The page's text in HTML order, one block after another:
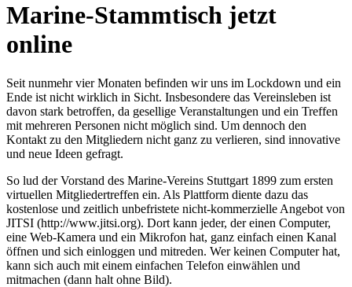
Marine-Stammtisch jetzt
online
Seit nunmehr vier Monaten befinden wir uns im Lockdown und ein
Ende ist nicht wirklich in Sicht. Insbesondere das Vereinsleben ist
davon stark betroffen, da gesellige Veranstaltungen und ein Treffen
mit mehreren Personen nicht möglich sind. Um dennoch den
Kontakt zu den Mitgliedern nicht ganz zu verlieren, sind innovative
und neue Ideen gefragt.
So lud der Vorstand des Marine-Vereins Stuttgart 1899 zum ersten
virtuellen Mitgliedertreffen ein. Als Plattform diente dazu das
kostenlose und zeitlich unbefristete nicht-kommerzielle Angebot von
JITSI (http://www.jitsi.org). Dort kann jeder, der einen Computer,
eine Web-Kamera und ein Mikrofon hat, ganz einfach einen Kanal
öffnen und sich einloggen und mitreden. Wer keinen Computer hat,
kann sich auch mit einem einfachen Telefon einwählen und
mitmachen (dann halt ohne Bild).